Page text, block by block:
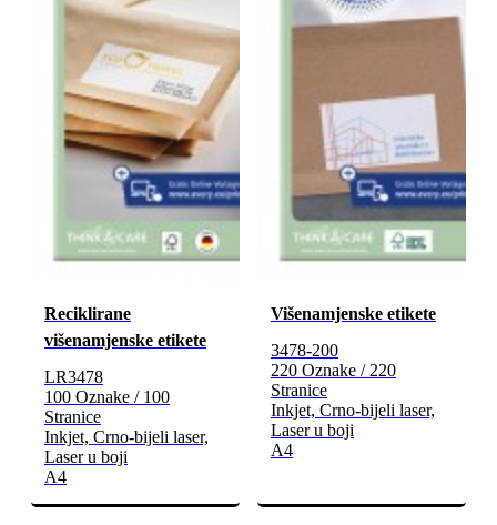
Reciklirane
višenamjenske etikete
LR3478
100 Oznake / 100
Stranice
Inkjet, Crno-bijeli laser,
Laser u boji
A4
Višenamjenske etikete
3478-200
220 Oznake / 220
Stranice
Inkjet, Crno-bijeli laser,
Laser u boji
A4